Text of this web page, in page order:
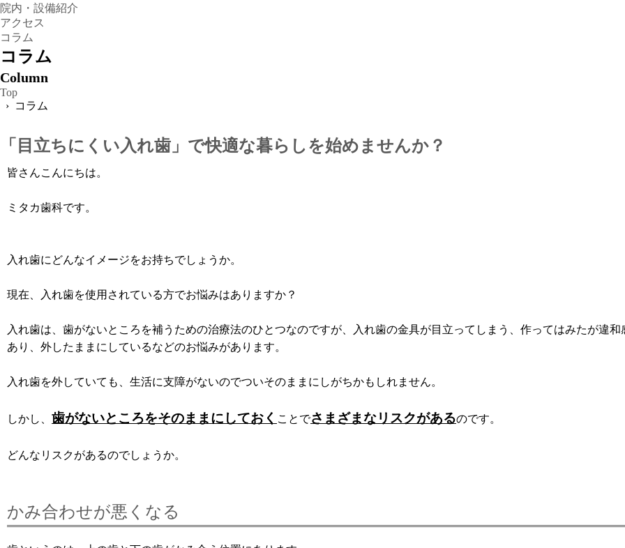
院内・設備紹介
アクセス
コラム
コラム
Column
Top
› コラム
「目立ちにくい入れ歯」で快適な暮らしを始めませんか？
皆さんこんにちは。
ミタカ歯科です。
入れ歯にどんなイメージをお持ちでしょうか。
現在、入れ歯を使用されている方でお悩みはありますか？
入れ歯は、歯がないところを補うための治療法のひとつなのですが、入れ歯の金具が目立ってしまう、作ってはみたが違和
あり、外したままにしているなどのお悩みがあります。
入れ歯を外していても、生活に支障がないのでついそのままにしがちかもしれません。
しかし、 歯がないところをそのままにしておく ことでさまざまなリスクがあるのです。
どんなリスクがあるのでしょうか。
かみ合わせが悪くなる